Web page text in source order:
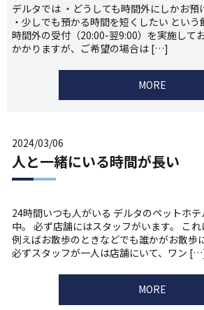
デルタでは ・どうしても時間外にしかお預
・少しでも預かる時間を短くしたい とい
時間外の受付（20:00-翌9:00）を実施して
かかりますが、ご希望の場合は […]
MORE
2024/03/06
人と一緒にいる時間が長い
24時間いつも人がいる デルタのペットホ
中。 必ず店舗にはスタッフがいます。 これ
例えばお散歩のときなどでも誰かがお散歩
必ずスタッフが一人は店舗にいて、ワン
MORE